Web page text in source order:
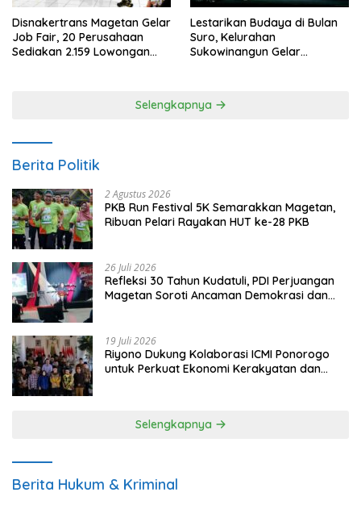
Disnakertrans Magetan Gelar
Job Fair, 20 Perusahaan
Sediakan 2.159 Lowongan
Lestarikan Budaya di Bulan
Suro, Kelurahan
Sukowinangun Gelar
Selengkapnya
Berita Politik
2 Agustus 2026
PKB Run Festival 5K Semarakkan Magetan,
Ribuan Pelari Rayakan HUT ke-28 PKB
26 Juli 2026
Refleksi 30 Tahun Kudatuli, PDI Perjuangan
Magetan Soroti Ancaman Demokrasi dan
19 Juli 2026
Riyono Dukung Kolaborasi ICMI Ponorogo
untuk Perkuat Ekonomi Kerakyatan dan
Selengkapnya
Berita Hukum & Kriminal